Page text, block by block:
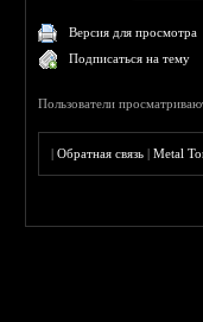
Версия для просмотра
Подписаться на тему
Пользователи
|Обратная связь |Metal